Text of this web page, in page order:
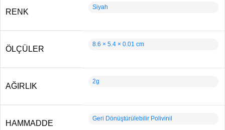
RENK
Siyah
ÖLÇÜLER
8.6 × 5.4 × 0.01 cm
AĞIRLIK
2g
HAMMADDE
Geri Dönüştürülebilir Polivinil